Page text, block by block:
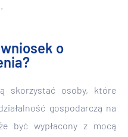
o
skorzystać osoby, które
gospodarczą na
być wypłacony z mocą